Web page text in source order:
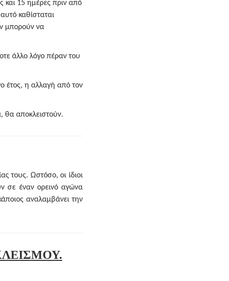
και 15 ημέρες πριν από
καθίσταται
μπορούν να
άλλο λόγο πέραν του
έτος, η αλλαγή από τον
θα αποκλειστούν.
τους. Ωστόσο, οι ίδιοι
σε έναν ορεινό αγώνα
αναλαμβάνει την